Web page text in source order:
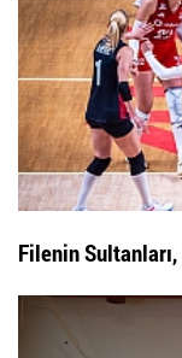
Filenin